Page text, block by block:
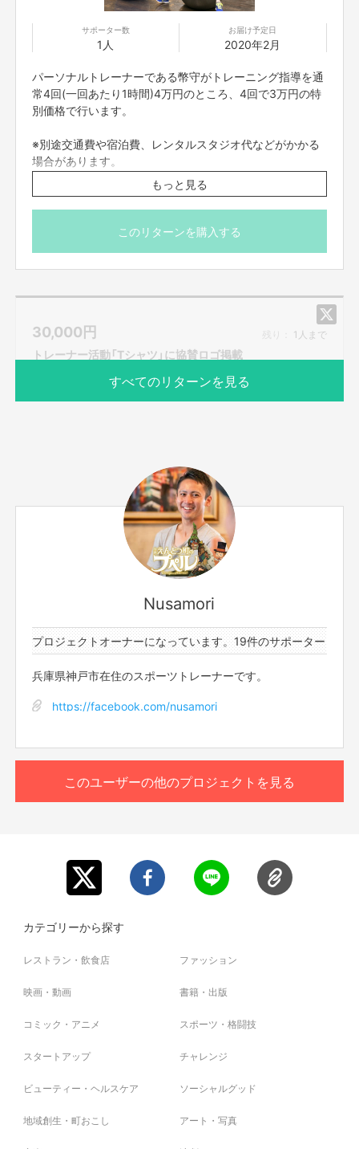
Nusamori
プロジェクトオーナーになっています。19件のサポーターと1件の
兵庫県神戸市在住のスポーツトレーナーです。
https://facebook.com/nusamori
サポーター数
1人
お届け予定日
2020年2月
パーソナルトレーナーである幣守がトレーニング指導を通
常4回(一回あたり1時間)4万円のところ、4回で3万円の特
別価格で行います。
※別途交通費や宿泊費、レンタルスタジオ代などがかかる
場合があります。
■リターンのお届け予定日は「2020年2月」となっておりま
すが、厳密には「2020年2月」以降になります。
もっと見る
このリターンを購入する
30,000円 残り： 1人まで
トレーナー活動「Tシャツ」に協賛ロゴ掲載
サポーター数 お届け予定日
2020年4月
幣守がトレーナー活動時に着用いたします「Tシャツ」に協
賛ロゴを印刷いたします！
パーソナルトレーニングだけでなく、美容師向けグループ
トレーニング、かけっこ教室、野球教室などでも着用いた
しますので、露出度は高いです。
このリターンを購入する
すべてのリターンを見る
このユーザーの他のプロジェクトを見る
カテゴリーから探す
レストラン・飲食店 ファッション
映画・動画 書籍・出版
コミック・アニメ スポーツ・格闘技
スタートアップ チャレンジ
ビューティー・ヘルスケア ソーシャルグッド
地域創生・町おこし アート・写真